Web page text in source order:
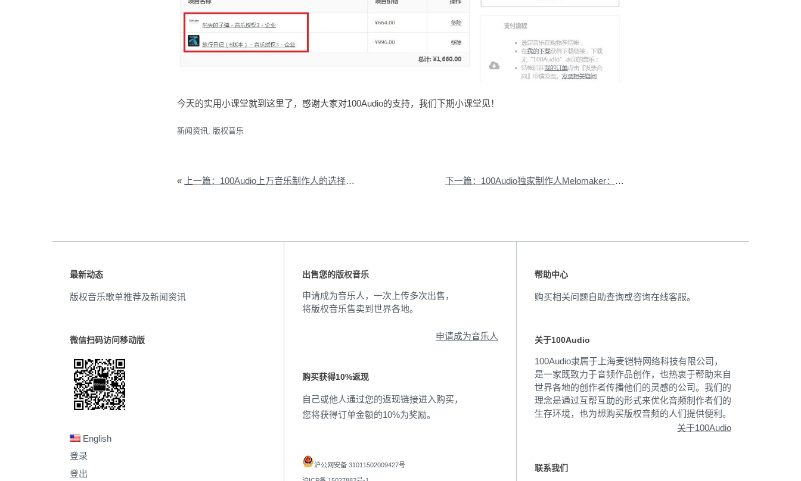
今天的实用小课堂就到这里了，感谢大家对100Audio的支持，我们下期小课堂见！
新闻资讯, 版权音乐
« 上一篇：100Audio上万音乐制作人的选择，你值得拥有！ 下一篇：100Audio独家制作人Melomaker：从小有个音乐梦
最新动态
版权音乐歌单推荐及新闻资讯
微信扫码访问移动版
English
登录
登出
出售您的版权音乐
申请成为音乐人，一次上传多次出售，
将版权音乐售卖到世界各地。
申请成为音乐人
购买获得10%返现
自己或他人通过您的返现链接进入购买，
您将获得订单金额的10%为奖励。
沪公网安备 31011502009427号
帮助中心
购买相关问题自助查询或咨询在线客服。
关于100Audio
100Audio隶属于上海麦铠特网络科技有限公司，
是一家既致力于音频作品创作，也热衷于帮助来自
世界各地的创作者传播他们的灵感的公司。我们的
理念是通过互帮互助的形式来优化音频制作者们的
生存环境，也为想购买版权音频的人们提供便利。
关于100Audio
联系我们